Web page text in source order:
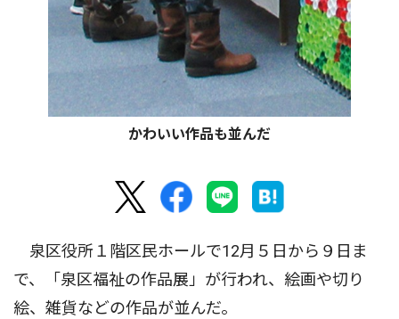
かわいい作品も並んだ
泉区役所１階区民ホールで12月５日から９日ま
で、「泉区福祉の作品展」が行われ、絵画や切り
絵、雑貨などの作品が並んだ。